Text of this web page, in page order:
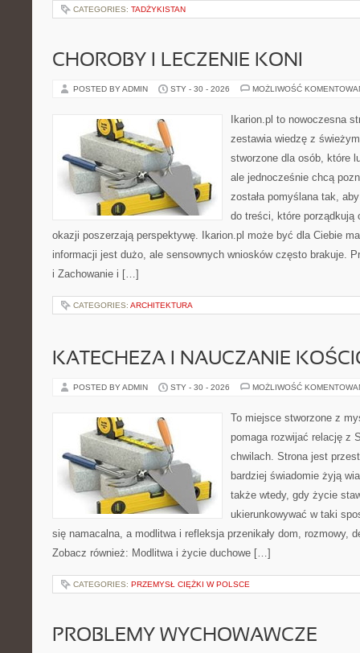
CATEGORIES: TADŻYKISTAN
CHOROBY I LECZENIE KONI
POSTED BY ADMIN STY - 30 - 2026 MOŻLIWOŚĆ
Ikarion.pl to nowoczesna
zestawia wiedzę z
stworzone dla osób, które
ale jednocześnie chcą
została pomyślana tak,
do treści, które porządkują
okazji poszerzają perspektywę. Ikarion.pl może być dla Ciebie
informacji jest dużo, ale sensownych wniosków często brakuje.
i Zachowanie i […]
CATEGORIES: ARCHITEKTURA
KATECHEZA I NAUCZANIE
POSTED BY ADMIN STY - 30 - 2026 MOŻLIWOŚĆ
To miejsce stworzone z
pomaga rozwijać relację z
chwilach. Strona jest
bardziej świadomie żyją
także wtedy, gdy życie
ukierunkowywać w taki
się namacalna, a modlitwa i refleksja przenikały dom, rozmowy,
Zobacz również: Modlitwa i życie duchowe […]
CATEGORIES: PRZEMYSŁ CIĘŻKI W POLSCE
PROBLEMY WYCHOWAWCZE